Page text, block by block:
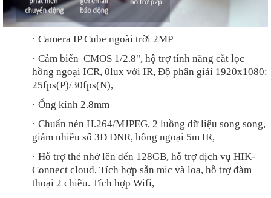
· Camera IP Cube ngoài trời 2MP
· Cảm biến CMOS 1/2.8", hộ trợ tính năng cắt lọc
hồng ngoại ICR, 0lux với IR, Độ phân giải 1920x1080:
25fps(P)/30fps(N),
· Ống kính 2.8mm
· Chuẩn nén H.264/MJPEG, 2 luồng dữ liệu song song,
giảm nhiễu số 3D DNR, hồng ngoại 5m IR,
· Hỗ trợ thẻ nhớ lên đến 128GB, hỗ trợ dịch vụ HIK-
Connect cloud, Tích hợp sẵn mic và loa, hỗ trợ đàm
thoại 2 chiều. Tích hợp Wifi,